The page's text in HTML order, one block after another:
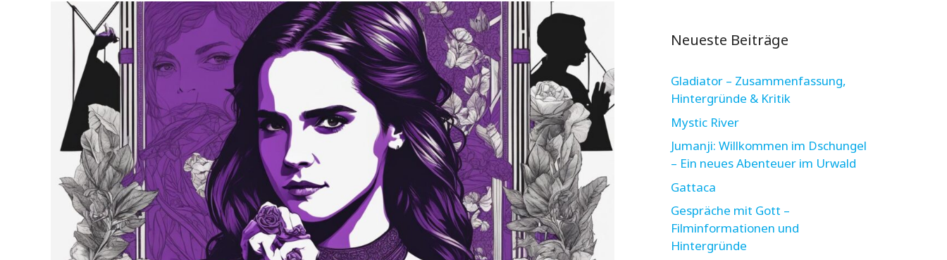
Neueste Beiträge
Gladiator – Zusammenfassung,
Hintergründe & Kritik
Mystic River
Jumanji: Willkommen im Dschungel
– Ein neues Abenteuer im Urwald
Gattaca
Gespräche mit Gott –
Filminformationen und
Hintergründe